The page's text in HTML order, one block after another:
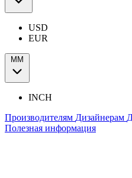
USD
EUR
ММ
INCH
Производителям Дизайнерам
Полезная информация